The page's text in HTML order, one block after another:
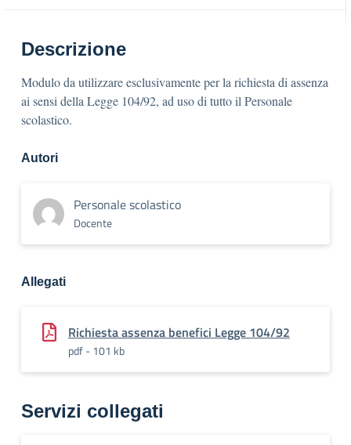
Descrizione
Modulo da utilizzare esclusivamente per la richiesta di assenza
ai sensi della Legge 104/92, ad uso di tutto il Personale
scolastico.
Autori
Personale scolastico
Docente
Allegati
Richiesta assenza benefici Legge 104/92
pdf - 101 kb
Servizi collegati